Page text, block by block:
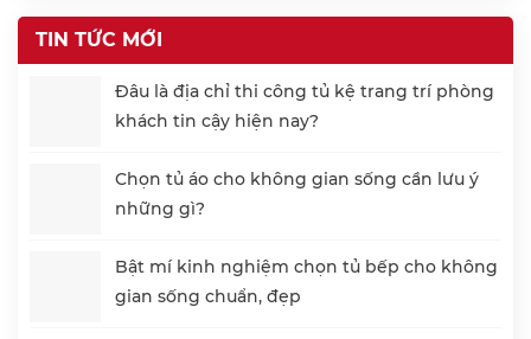
TIN TỨC MỚI
Đâu là địa chỉ thi công tủ kệ trang trí phòng
khách tin cậy hiện nay?
Chọn tủ áo cho không gian sống cần lưu ý
những gì?
Bật mí kinh nghiệm chọn tủ bếp cho không
gian sống chuẩn, đẹp